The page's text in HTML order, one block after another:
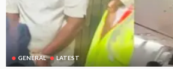
GENERAL LATEST